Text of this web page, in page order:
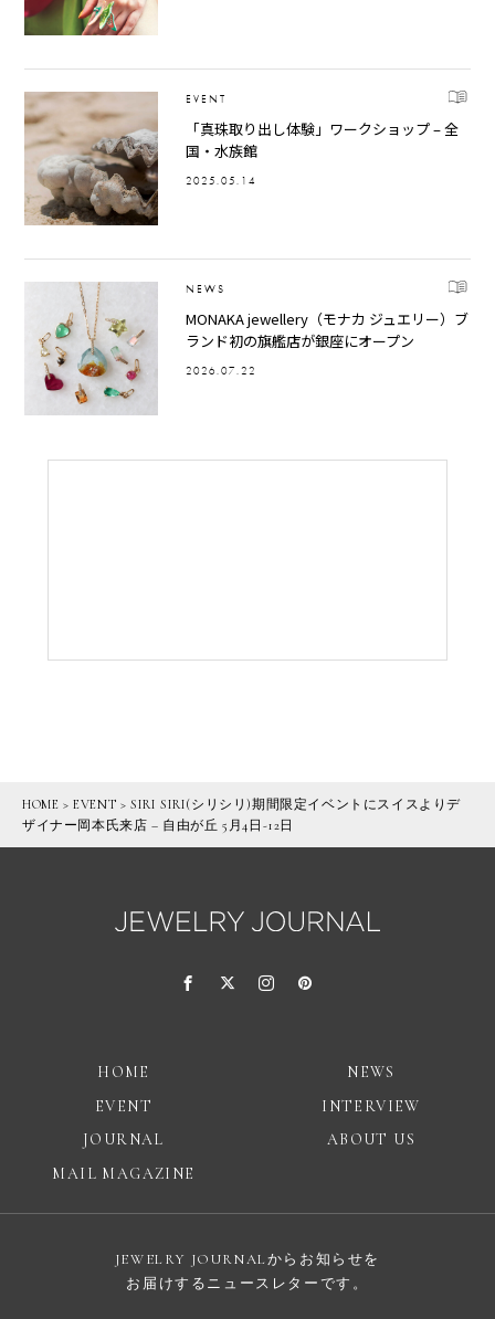
EVENT
「真珠取り出し体験」ワークショップ – 全
国・水族館
2025.05.14
NEWS
MONAKA jewellery（モナカ ジュエリー）ブ
ランド初の旗艦店が銀座にオープン
2026.07.22
HOME >EVENT >SIRI SIRI(シリシリ)期間限定イベントにスイスよりデ
ザイナー岡本氏来店 – 自由が丘 5月4日-12日
HOME
NEWS
EVENT
INTERVIEW
JOURNAL
ABOUT US
MAIL MAGAZINE
JEWELRY JOURNALからお知らせを
お届けするニュースレターです。